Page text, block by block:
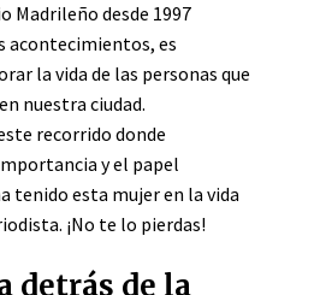
Madrileño desde 1997
acontecimientos, es
la vida de las personas que
nuestra ciudad.
recorrido donde
y el papel
tenido esta mujer en la vida
¡No te lo pierdas!
detrás de la